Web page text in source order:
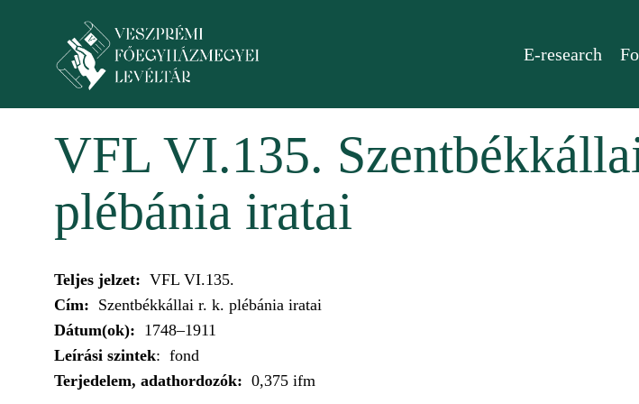
E-research
VFL VI.135.
plébánia iratai
Teljes jelzet: VFL VI.135.
Cím: Szentbékkállai r. k. plébánia iratai
Dátum(ok): 1748–1911
Leírási szintek: fond
Terjedelem, adathordozók: 0,375 ifm